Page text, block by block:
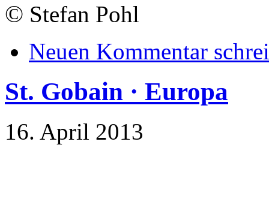
© Stefan Pohl
Neuen Kommentar
St. Gobain · Europa
16. April 2013